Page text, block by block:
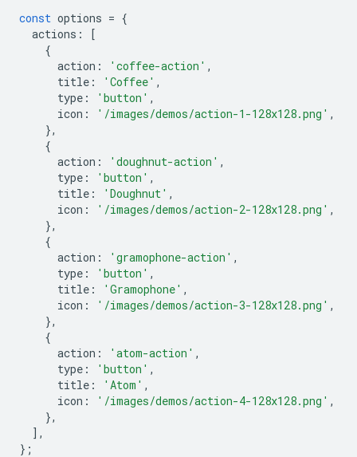
const options = {
actions :
[
{
action : 'coffee-action' ,
title : 'Coffee' ,
type : 'button' ,
icon : '/images/demos/action-1-128x128.png' ,
},
{
action : 'doughnut-action' ,
type : 'button' ,
title : 'Doughnut' ,
icon : '/images/demos/action-2-128x128.png' ,
},
{
action : 'gramophone-action' ,
type : 'button' ,
title : 'Gramophone' ,
icon : '/images/demos/action-3-128x128.png' ,
},
{
action : 'atom-action' ,
type : 'button' ,
title : 'Atom' ,
icon : '/images/demos/action-4-128x128.png' ,
},
],
};